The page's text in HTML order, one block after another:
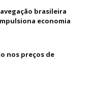
brasileira
economia
nos preços de